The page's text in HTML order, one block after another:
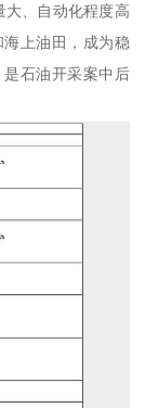
大、自动化程度高
上油田，成为稳
石油开采案中后